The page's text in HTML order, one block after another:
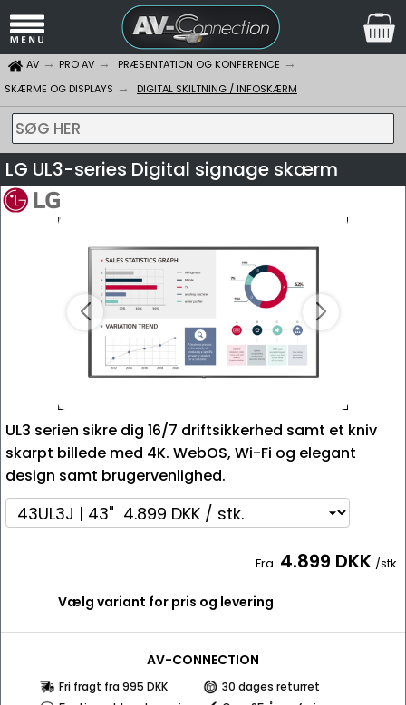
AV PRO AV
PRÆSENTATION OG KONFERENCE
SKÆRME OG DISPLAYS
DIGITAL SKILTNING / INFOSKÆRM
SØG HER
LG UL3-series Digital signage skærm
UL3 serien sikre dig 16/7 driftsikkerhed samt et kniv
skarpt billede med 4K. WebOS, Wi-Fi og elegant
design samt brugervenlighed.
Fra 4.899 DKK /stk.
Vælg variant for pris og levering
AV-CONNECTION
Fri fragt fra 995 DKK
30 dages returret